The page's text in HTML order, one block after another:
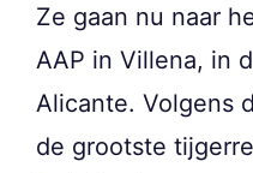
Ze gaan nu naar
AAP in Villena, in
Alicante. Volgens
de grootste